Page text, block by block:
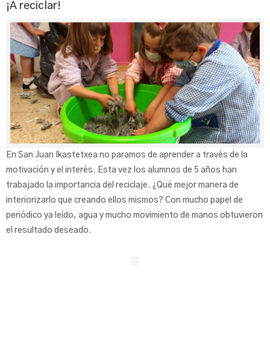
¡A reciclar!
En San Juan Ikastetxea no paramos de aprender a través de la
motivación y el interés. Esta vez los alumnos de 5 años han
trabajado la importancia del reciclaje. ¿Qué mejor manera de
interiorizarlo que creando ellos mismos? Con mucho papel de
periódico ya leído, agua y mucho movimiento de manos obtuvieron
el resultado deseado.